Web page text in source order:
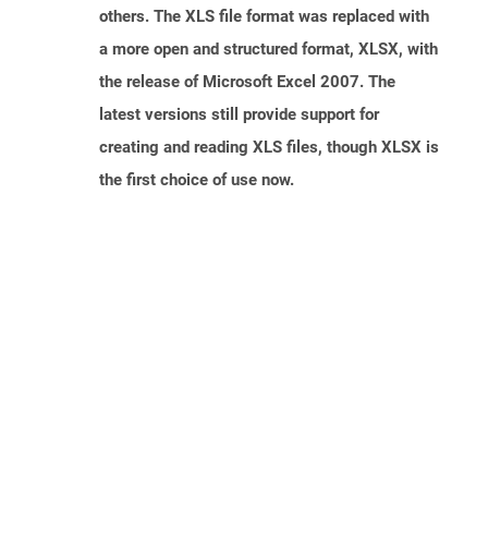
others. The XLS file format was replaced with
a more open and structured format, XLSX, with
the release of Microsoft Excel 2007. The
latest versions still provide support for
creating and reading XLS files, though XLSX is
the first choice of use now.